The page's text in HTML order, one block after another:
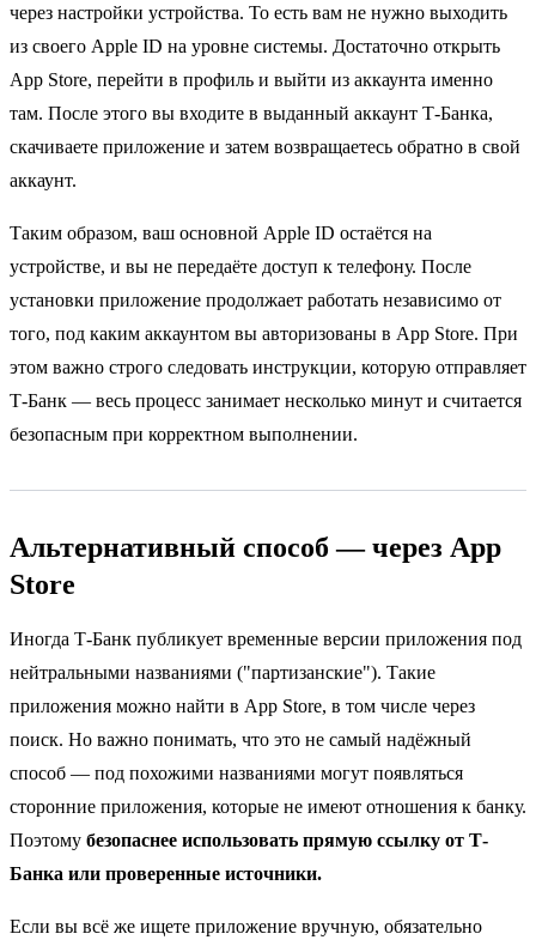
через настройки устройства. То есть вам не нужно выходить
из своего Apple ID на уровне системы. Достаточно открыть
App Store, перейти в профиль и выйти из аккаунта именно
там. После этого вы входите в выданный аккаунт Т-Банка,
скачиваете приложение и затем возвращаетесь обратно в свой
аккаунт.
Таким образом, ваш основной Apple ID остаётся на
устройстве, и вы не передаёте доступ к телефону. После
установки приложение продолжает работать независимо от
того, под каким аккаунтом вы авторизованы в App Store. При
этом важно строго следовать инструкции, которую отправляет
Т-Банк — весь процесс занимает несколько минут и считается
безопасным при корректном выполнении.
Альтернативный способ — через App
Store
Иногда Т-Банк публикует временные версии приложения под
нейтральными названиями ("партизанские"). Такие
приложения можно найти в App Store, в том числе через
поиск. Но важно понимать, что это не самый надёжный
способ — под похожими названиями могут появляться
сторонние приложения, которые не имеют отношения к банку.
Поэтому безопаснее использовать прямую ссылку от Т-
Банка или проверенные источники.
Если вы всё же ищете приложение вручную, обязательно